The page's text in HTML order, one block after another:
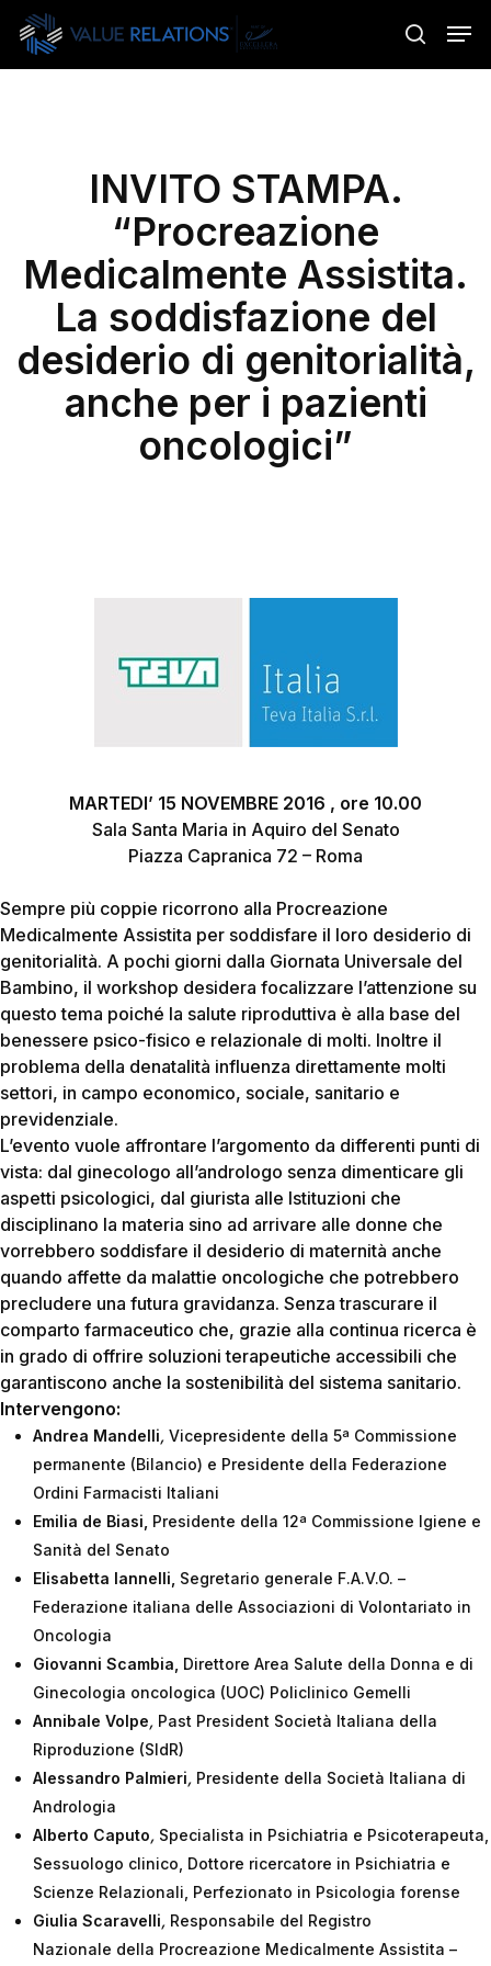
Skip
main
search
INVITO STAMPA.
“Procreazione
Medicalmente Assistita.
La soddisfazione del
desiderio di genitorialità,
anche per i pazienti
oncologici”
MARTEDI’ 15 NOVEMBRE 2016 , ore 10.00
Sala Santa Maria in Aquiro del Senato
Piazza Capranica 72 – Roma
Sempre più coppie ricorrono alla Procreazione
Medicalmente Assistita per soddisfare il loro desiderio di
genitorialità. A pochi giorni dalla Giornata Universale del
Bambino, il workshop desidera focalizzare l’attenzione su
questo tema poiché la salute riproduttiva è alla base del
benessere psico-fisico e relazionale di molti. Inoltre il
problema della denatalità influenza direttamente molti
settori, in campo economico, sociale, sanitario e
previdenziale.
L’evento vuole affrontare l’argomento da differenti punti di
vista: dal ginecologo all’andrologo senza dimenticare gli
aspetti psicologici, dal giurista alle Istituzioni che
disciplinano la materia sino ad arrivare alle donne che
vorrebbero soddisfare il desiderio di maternità anche
quando affette da malattie oncologiche che potrebbero
precludere una futura gravidanza. Senza trascurare il
comparto farmaceutico che, grazie alla continua ricerca è
in grado di offrire soluzioni terapeutiche accessibili che
garantiscono anche la sostenibilità del sistema sanitario.
Intervengono:
Andrea Mandelli, Vicepresidente della 5ª Commissione
permanente (Bilancio) e Presidente della Federazione
Ordini Farmacisti Italiani
Emilia de Biasi Presidente della 12ª Commissione Igiene e
Sanità del Senato
Elisabetta Iannelli Segretario generale F.A.V.O. –
Federazione italiana delle Associazioni di Volontariato in
Oncologia
Giovanni Scambia Direttore Area Salute della Donna e di
Ginecologia oncologica (UOC) Policlinico Gemelli
Annibale Volpe, Past President Società Italiana della
Riproduzione (SIdR)
Alessandro Palmieri, Presidente della Società Italiana di
Andrologia
Alberto Caputo, Specialista in Psichiatria e Psicoterapeuta,
Sessuologo clinico, Dottore ricercatore in Psichiatria e
Scienze Relazionali, Perfezionato in Psicologia forense
Giulia Scaravelli, Responsabile del Registro
Nazionale della Procreazione Medicalmente Assistita –